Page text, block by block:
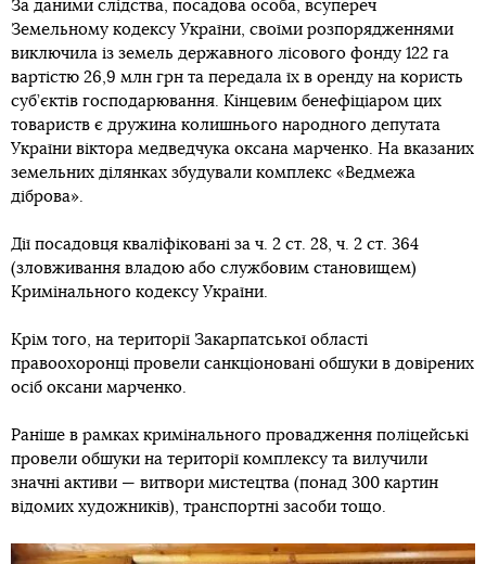
За даними слідства, посадова особа, всупереч
Земельному кодексу України, своїми розпорядженнями
виключила із земель державного лісового фонду 122 га
вартістю 26,9 млн грн та передала їх в оренду на користь
суб’єктів господарювання. Кінцевим бенефіціаром цих
товариств є дружина колишнього народного депутата
України віктора медведчука оксана марченко. На вказаних
земельних ділянках збудували комплекс «Ведмежа
діброва».
Дії посадовця кваліфіковані за ч. 2 ст. 28, ч. 2 ст. 364
(зловживання владою або службовим становищем)
Кримінального кодексу України.
Крім того, на території Закарпатської області
правоохоронці провели санкціоновані обшуки в довірених
осіб оксани марченко.
Раніше в рамках кримінального провадження поліцейські
провели обшуки на території комплексу та вилучили
значні активи — витвори мистецтва (понад 300 картин
відомих художників), транспортні засоби тощо.